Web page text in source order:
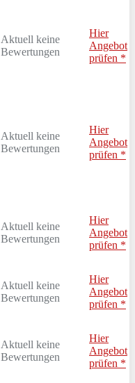
Aktuell keine
Bewertungen
Hier
Angebot
prüfen *
Aktuell keine
Bewertungen
Hier
Angebot
prüfen *
Aktuell keine
Bewertungen
Hier
Angebot
prüfen *
Aktuell keine
Bewertungen
Hier
Angebot
prüfen *
Aktuell keine
Bewertungen
Hier
Angebot
prüfen *